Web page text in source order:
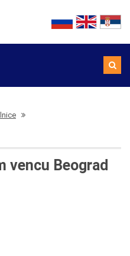
vencu Beograd